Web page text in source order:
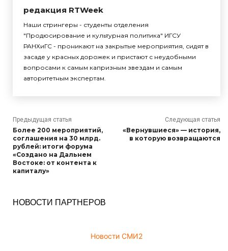
редакция RTWeek
Наши стрингеры - студенты отделения
"Продюсирование и культурная политика" ИГСУ
РАНХиГС - проникают на закрытые мероприятия, сидят в
засаде у красных дорожек и пристают с неудобными
вопросами к самым капризным звездам и самым
авторитетным экспертам.
Предыдущая статья
Более 200 мероприятий,
соглашения на 30 млрд.
рублей: итоги форума
«Создано на Дальнем
Востоке: от контента к
капиталу»
Следующая статья
«Вернувшиеся» — история,
в которую возвращаются
НОВОСТИ ПАРТНЕРОВ
Новости СМИ2